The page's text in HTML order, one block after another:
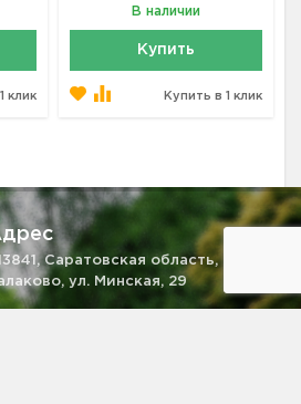
клик
В наличии
Купить
Купить в 1 клик
Саратовская область, г.
ул. Минская, 29